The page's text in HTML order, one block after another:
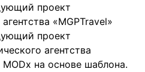
проект
«MGPTravel»
проект
агентства
MODx на основе шаблона.